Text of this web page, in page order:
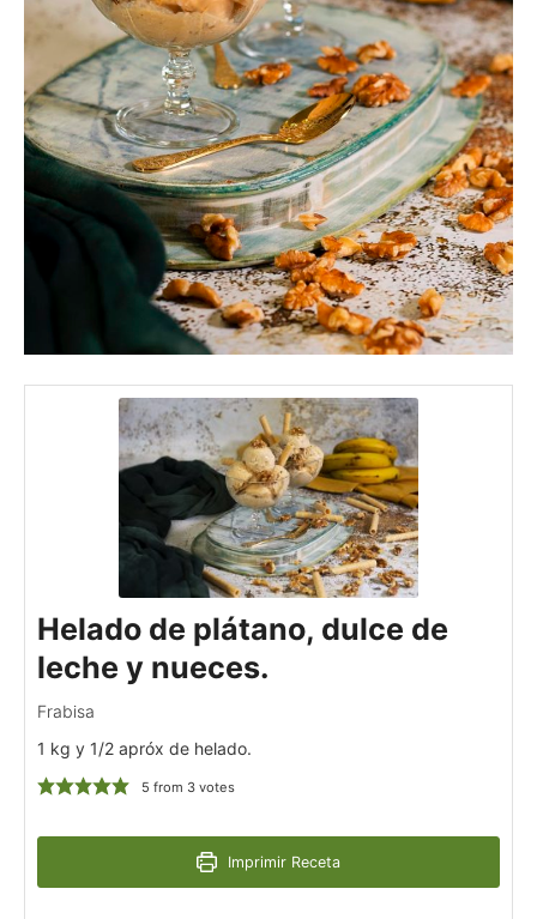
Helado de plátano, dulce de
leche y nueces.
Frabisa
1 kg y 1/2 apróx de helado.
5 from 3votes
Imprimir Receta